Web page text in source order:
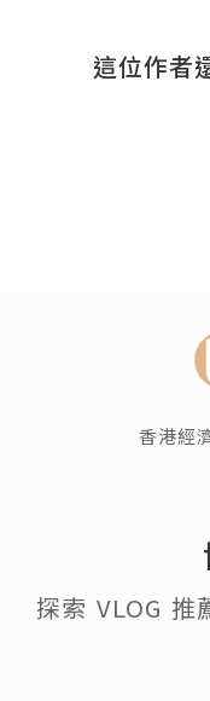
這位作者
香港經
探索 VLOG 推